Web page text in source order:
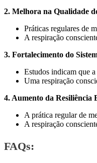
2. Melhora na Qualidade
Práticas regulares de
A respiração
3. Fortalecimento do
Estudos indicam que
Uma respiração
4. Aumento da Resiliência
A prática regular de
A respiração
FAQs: